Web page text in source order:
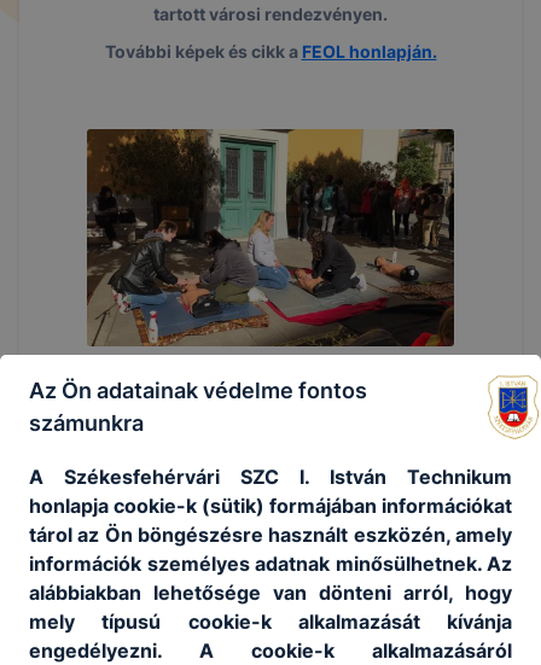
tartott városi rendezvényen.
További képek és cikk a FEOL honlapján.
Az Ön adatainak védelme fontos
számunkra
A Székesfehérvári SZC I. István Technikum
honlapja cookie-k (sütik) formájában információkat
tárol az Ön böngészésre használt eszközén, amely
információk személyes adatnak minősülhetnek. Az
alábbiakban lehetősége van dönteni arról, hogy
mely típusú cookie-k alkalmazását kívánja
engedélyezni. A cookie-k alkalmazásáról